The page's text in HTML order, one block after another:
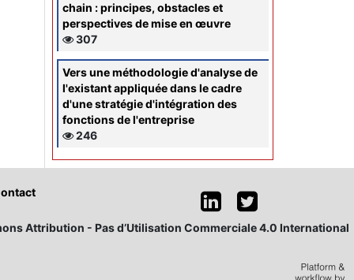
chain : principes, obstacles et
perspectives de mise en œuvre
307
Vers une méthodologie d'analyse de
l'existant appliquée dans le cadre
d'une stratégie d'intégration des
fonctions de l'entreprise
246
Attribution - Pas d’Utilisation Commerciale 4.0 International